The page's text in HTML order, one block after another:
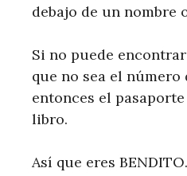
debajo de un nombre
Si no puede
que no sea el número
entonces el
libro.
Así que eres BENDITO.